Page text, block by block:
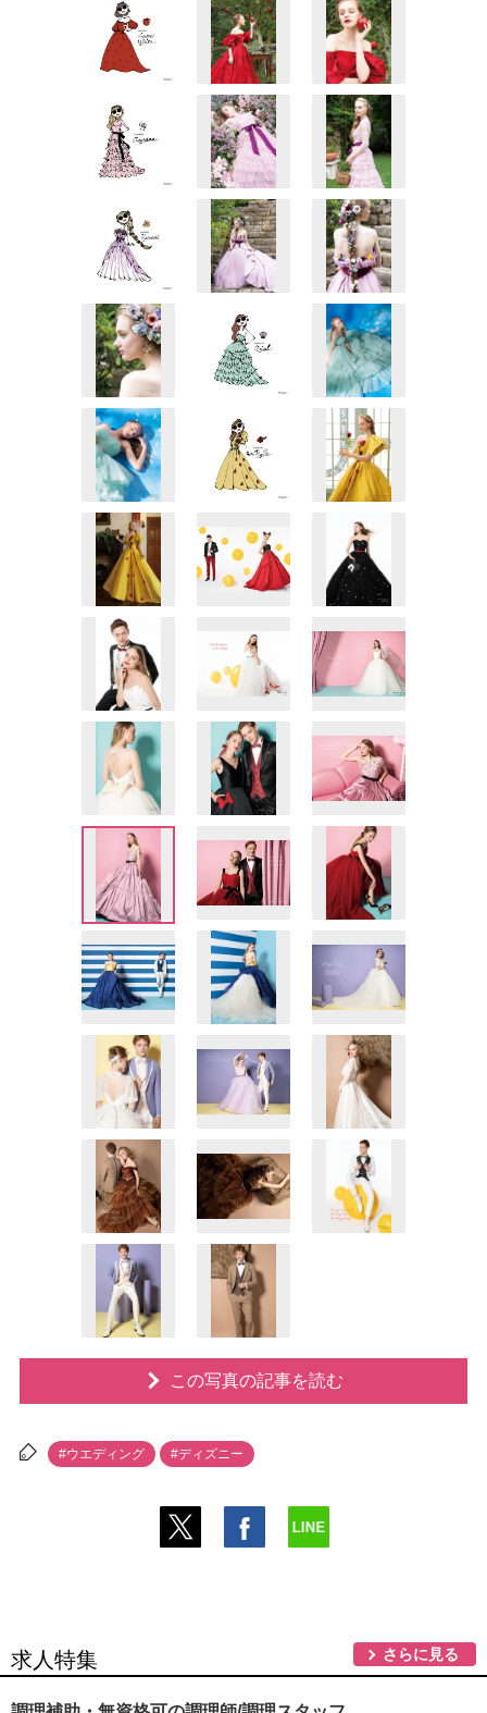
この写真の記事を読む
#ウエディング #ディズニー
求人特集 さらに見る